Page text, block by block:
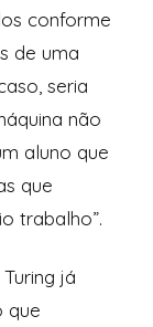
conforme
de uma
seria
não
aluno que
que
trabalho”.
já
que